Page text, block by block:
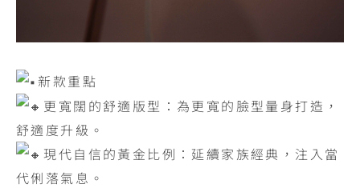
新款重點
更寬闊的舒適版型：為更寬的臉型量身打造，
舒適度升級。
現代自信的黃金比例：延續家族經典，注入當
代俐落氣息。